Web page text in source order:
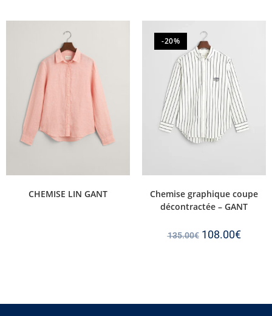
CHEMISE LIN GANT
-20%
Chemise graphique coupe
décontractée – GANT
135.00€ 108.00€